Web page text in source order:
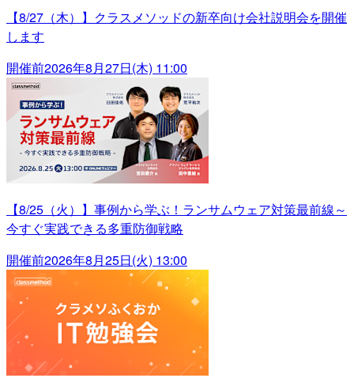
【8/27（木）】クラスメソッドの新卒向け会社説明会を開催
します
開催前2026年8月27日(木) 11:00
【8/25（火）】事例から学ぶ！ランサムウェア対策最前線～
今すぐ実践できる多重防御戦略
開催前2026年8月25日(火) 13:00